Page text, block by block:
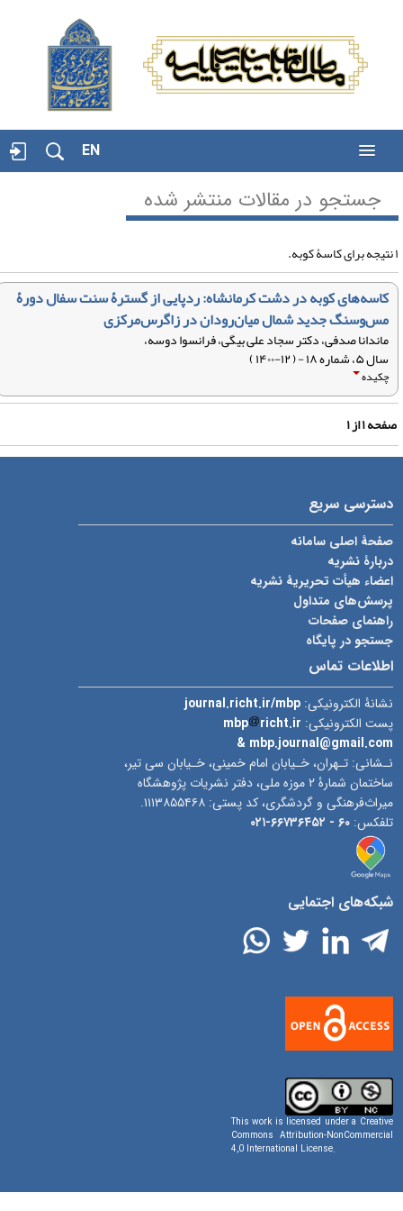
EN
جستجو در مقالات منتشر شده
کاسه‌های کوبه در دشت کرمانشاه: ردپایی از گسترۀ سنت سفال دورۀ
مس‌وسنگ جدید شمال میان‌رودان در زاگرس‌مرکزی
ماندانا صدفی، دکتر سجاد علی بیگی، فرانسوا دوسه،
سال ۵، شماره ۱۸ - ( ۱۲-۱۴۰۰ )
چکیده
۱از۱
دسترسی سریع
صفحۀ اصلی سامانه
دربارۀ نشریه
اعضاء هیأت تحریریۀ نشریه
پرسش‌های متداول
راهنمای صفحات
جستجو در پایگاه
اطلاعات تماس
نشانۀ الکترونیکی:journal.richt.ir/mbp
پست الکترونیکی:
mbp
richt.ir
& mbp.journal@gmail.com
نـشانی: تـهران، خـیابان امام خمینی، خـیابان سی تیر،
ساختمان شمارۀ ۲ موزه ملی، دفتر نشریات پژوهشگاه
میراث‌فرهنگی و گردشگری، کد پستی: ۱۱۱۳۸۵۵۴۶۸.
تلفکس:۶۰ - ۶۶۷۳۶۴۵۲-۰۲۱
شبکه‌های اجتمایی
This work is licensed under aCreative
Commons Attribution-NonCommercial
4,0 International License